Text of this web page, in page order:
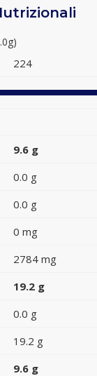
224
9.6 g
0.0 g
0.0 g
0 mg
2784 mg
19.2 g
0.0 g
19.2 g
9.6 g